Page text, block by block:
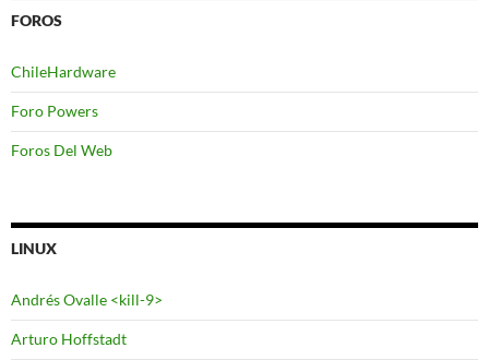
FOROS
ChileHardware
Foro Powers
Foros Del Web
LINUX
Andrés Ovalle <kill-9>
Arturo Hoffstadt